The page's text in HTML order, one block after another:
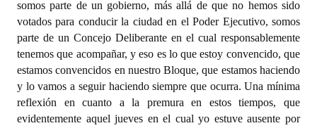
somos parte de un gobierno, más allá de que no hemos sido
votados para conducir la ciudad en el Poder Ejecutivo, somos
parte de un Concejo Deliberante en el cual responsablemente
tenemos que acompañar, y eso es lo que estoy convencido, que
estamos convencidos en nuestro Bloque, que estamos haciendo
y lo vamos a seguir haciendo siempre que ocurra. Una mínima
reflexión en cuanto a la premura en estos tiempos, que
evidentemente aquel jueves en el cual yo estuve ausente por